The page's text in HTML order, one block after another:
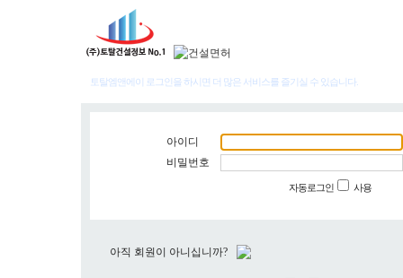
토탈엠앤에이 로그인을 하시면 더 많은 서비스를 즐기실 수 있습니다.
아이디
비밀번호
자동로그인 사용
아직 회원이 아니십니까?